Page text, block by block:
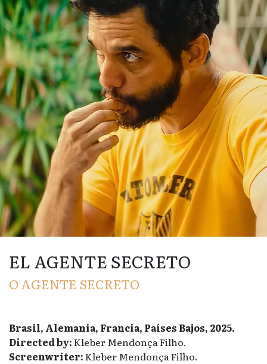
EL AGENTE SECRETO
O AGENTE SECRETO
Brasil, Alemania, Francia, Países Bajos, 2025.
Directed by:Kleber Mendonça Filho.
Screenwriter:Kleber Mendonça Filho.